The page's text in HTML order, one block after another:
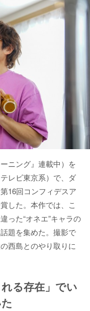
ニング』連載中）を
レビ東京系）で、ダ
16回コンフィデスア
した。本作では、こ
った“オネエ”キャラの
題を集めた。撮影で
西島とのやり取りに
る存在」でい